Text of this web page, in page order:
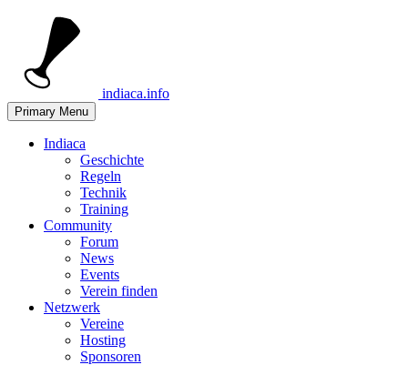
indiaca.info
Primary Menu
Indiaca
Geschichte
Regeln
Technik
Training
Community
Forum
News
Events
Verein finden
Netzwerk
Vereine
Hosting
Sponsoren